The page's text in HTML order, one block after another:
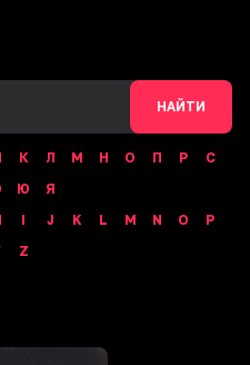
НАЙТИ
К Л М Н О П Р
С
Ю
Я
I J K L M N O
P
Z